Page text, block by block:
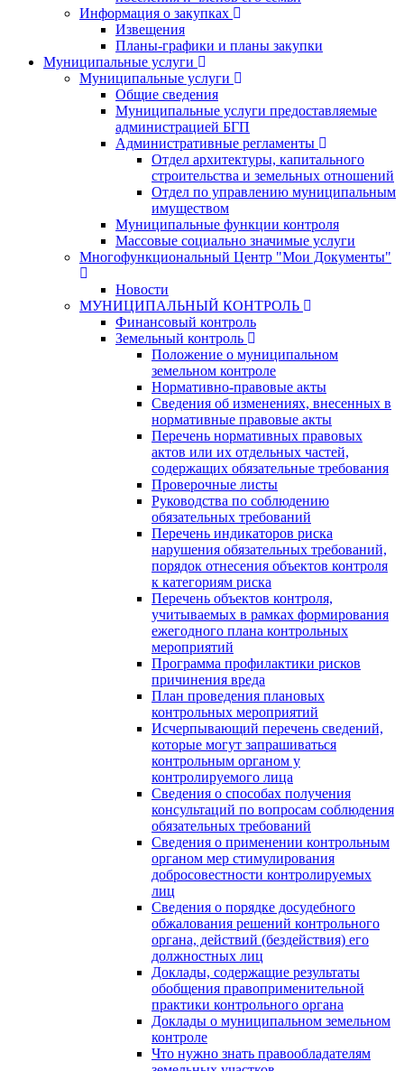
Информация о закупках
Извещения
Планы-графики и планы закупки
Муниципальные услуги
Муниципальные услуги
Общие сведения
Муниципальные услуги предоставляемые
администрацией БГП
Административные регламенты
Отдел архитектуры, капитального
строительства и земельных отношений
Отдел по управлению муниципальным
имуществом
Муниципальные функции контроля
Массовые социально значимые услуги
Многофункциональный Центр "Мои Документы"
Новости
МУНИЦИПАЛЬНЫЙ КОНТРОЛЬ
Финансовый контроль
Земельный контроль
Положение о муниципальном
земельном контроле
Нормативно-правовые акты
Сведения об изменениях, внесенных в
нормативные правовые акты
Перечень нормативных правовых
актов или их отдельных частей,
содержащих обязательные требования
Проверочные листы
Руководства по соблюдению
обязательных требований
Перечень индикаторов риска
нарушения обязательных требований,
порядок отнесения объектов контроля
к категориям риска
Перечень объектов контроля,
учитываемых в рамках формирования
ежегодного плана контрольных
мероприятий
Программа профилактики рисков
причинения вреда
План проведения плановых
контрольных мероприятий
Исчерпывающий перечень сведений,
которые могут запрашиваться
контрольным органом у
контролируемого лица
Сведения о способах получения
консультаций по вопросам соблюдения
обязательных требований
Сведения о применении контрольным
органом мер стимулирования
добросовестности контролируемых
лиц
Сведения о порядке досудебного
обжалования решений контрольного
органа, действий (бездействия) его
должностных лиц
Доклады, содержащие результаты
обобщения правоприменительной
практики контрольного органа
Доклады о муниципальном земельном
контроле
Что нужно знать правообладателям